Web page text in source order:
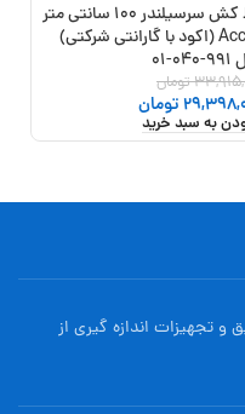
خط کش سرسیلندر 100 سانتی متر
Accud (اکود با گارانتی شرکتی)
01
تومان
تومان
به سبد خرید
و تجهيزات اندازه گیری از